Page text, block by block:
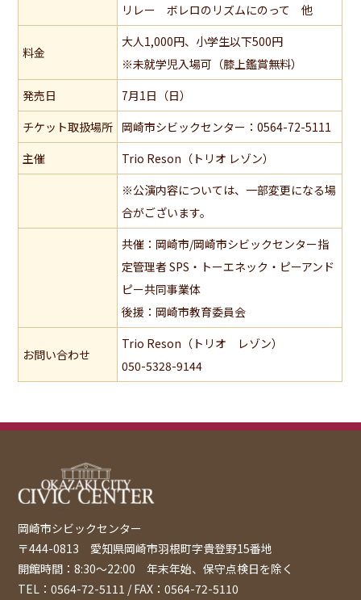
リレー ボレロのリズムにのって 他
料金
大人1,000円、小学生以下500円
※未就学児入場可（膝上鑑賞無料）
発売日
7月1日（日）
チケット取扱場所 岡崎市シビックセンター：0564-72-5111
主催
Trio Reson（トリオ レゾン）
※公演内容については、一部変更になる場
合がございます。
共催：岡崎市/岡崎市シビックセンター指
定管理者 SPS・トーエネック・ピーアンド
ピー共同事業体
後援：岡崎市教育委員会
お問い合わせ
Trio Reson（トリオ レゾン）
050-5328-9144
岡崎市シビックセンター
〒444-0813 愛知県岡崎市羽根町字貴登野15番地
開館時間：8:30〜22:00 年末年始、保守点検日を除く
TEL：0564-72-5111 / FAX：0564-72-5110